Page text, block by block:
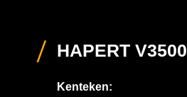
HAPERT V3500
Kenteken: